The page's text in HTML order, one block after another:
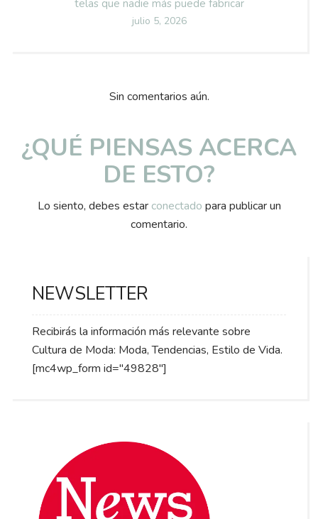
telas que nadie más puede fabricar
Posted
julio 5, 2026
Sin comentarios aún.
¿QUÉ PIENSAS ACERCA
DE ESTO?
Lo siento, debes estar conectado para publicar un
comentario.
NEWSLETTER
Recibirás la información más relevante sobre
Cultura de Moda: Moda, Tendencias, Estilo de Vida.
[mc4wp_form id="49828"]